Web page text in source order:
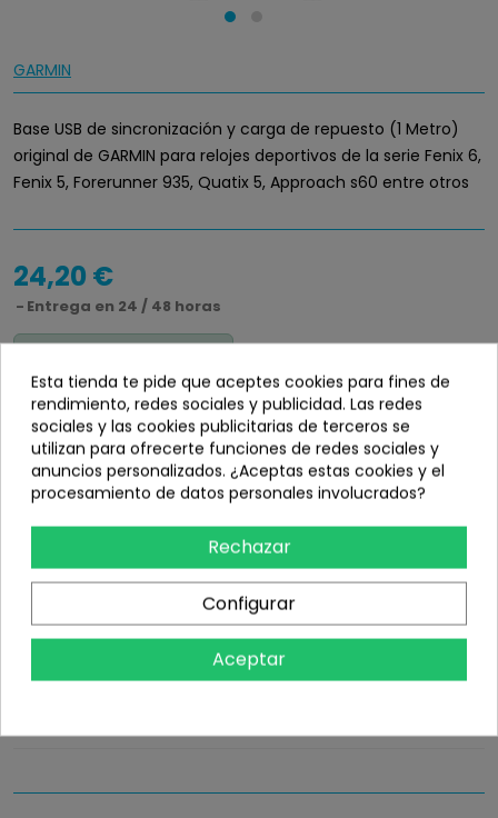
GARMIN
Base USB de sincronización y carga de repuesto (1 Metro)
original de GARMIN para relojes deportivos de la serie Fenix 6,
Fenix 5, Forerunner 935, Quatix 5, Approach s60 entre otros
24,20 €
Entrega en 24 / 48 horas
info_outlineEn stock
shareCompartir
Esta tienda te pide que aceptes cookies para fines de
rendimiento, redes sociales y publicidad. Las redes
sociales y las cookies publicitarias de terceros se
utilizan para ofrecerte funciones de redes sociales y
anuncios personalizados. ¿Aceptas estas cookies y el
procesamiento de datos personales involucrados?
Rechazar
Configurar
Aceptar